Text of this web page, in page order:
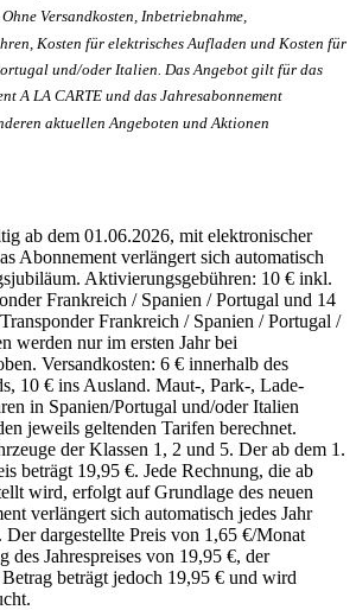
Versandkosten, Inbetriebnahme,
Kosten für elektrisches Aufladen und Kosten für
und/oder Italien. Das Angebot gilt für das
A LA CARTE und das Jahresabonnement
aktuellen Angeboten und Aktionen
ab dem 01.06.2026, mit elektronischer
Abonnement verlängert sich automatisch
Aktivierungsgebühren: 10 € inkl.
Frankreich / Spanien / Portugal und 14
Frankreich / Spanien / Portugal /
werden nur im ersten Jahr bei
Versandkosten: 6 € innerhalb des
10 € ins Ausland. Maut‑, Park‑, Lade‑
in Spanien/Portugal und/oder Italien
jeweils geltenden Tarifen berechnet.
der Klassen 1, 2 und 5. Der ab dem 1.
beträgt 19,95 €. Jede Rechnung, die ab
wird, erfolgt auf Grundlage des neuen
verlängert sich automatisch jedes Jahr
dargestellte Preis von 1,65 €/Monat
des Jahrespreises von 19,95 €, der
beträgt jedoch 19,95 € und wird